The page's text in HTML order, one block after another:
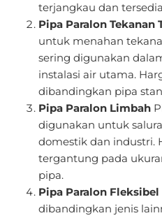
terjangkau dan
Pipa Paralon Tekanan
untuk menahan
sering digunakan
instalasi air utama.
dibandingkan pipa
Pipa Paralon Limbah
digunakan untuk
domestik dan industri.
tergantung pada
pipa.
Pipa Paralon Fleksibel
dibandingkan jenis